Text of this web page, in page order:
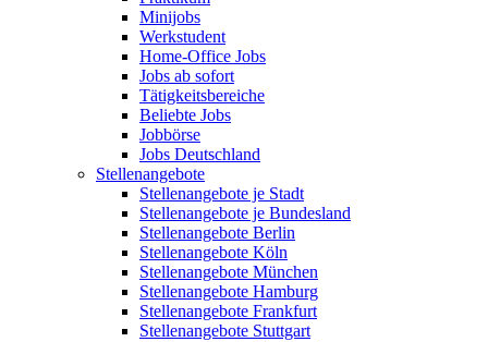
Minijobs
Werkstudent
Home-Office Jobs
Jobs ab sofort
Tätigkeitsbereiche
Beliebte Jobs
Jobbörse
Jobs Deutschland
Stellenangebote
Stellenangebote je Stadt
Stellenangebote je Bundesland
Stellenangebote Berlin
Stellenangebote Köln
Stellenangebote München
Stellenangebote Hamburg
Stellenangebote Frankfurt
Stellenangebote Stuttgart